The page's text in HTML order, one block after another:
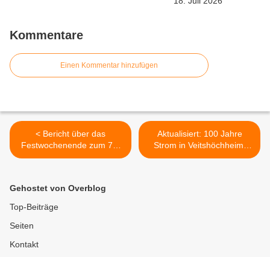
Kommentare
Einen Kommentar hinzufügen
< Bericht über das
Festwochenende zum 75.
Jubiläum des
Aktualisiert: 100 Jahre
Strom in Veitshöchheim:
Prima Wetter und sehr
Gehostet von Overblog
Top-Beiträge
Seiten
Kontakt